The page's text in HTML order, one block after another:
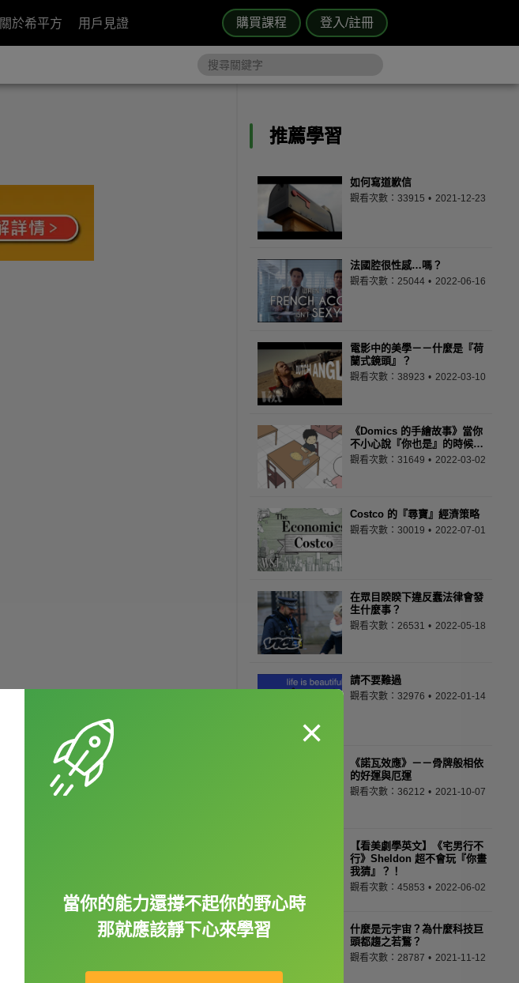
購買課程 登入/註冊
關於希平方 用戶見證
推薦學習
如何寫道歉信
觀看次數：33915 2021-12-23
法國腔很性感…嗎？
觀看次數：25044 2022-06-16
電影中的美學－－什麼是『荷
蘭式鏡頭』？
觀看次數：38923 2022-03-10
《Domics 的手繪故事》當你
不小心說『你也是』的時候…
觀看次數：31649 2022-03-02
Costco 的『尋寶』經濟策略
觀看次數：30019 2022-07-01
在眾目睽睽下違反蠢法律會發
生什麼事？
觀看次數：26531 2022-05-18
請不要難過
觀看次數：32976 2022-01-14
《諾瓦效應》－－骨牌般相依
的好運與厄運
觀看次數：36212 2021-10-07
【看美劇學英文】《宅男行不
行》Sheldon 超不會玩『你畫
我猜』？！
觀看次數：45853 2022-06-02
什麼是元宇宙？為什麼科技巨
頭都趨之若鶩？
觀看次數：28787 2021-11-12
×
當你的能力還撐不起你的野心時
那就應該靜下心來學習